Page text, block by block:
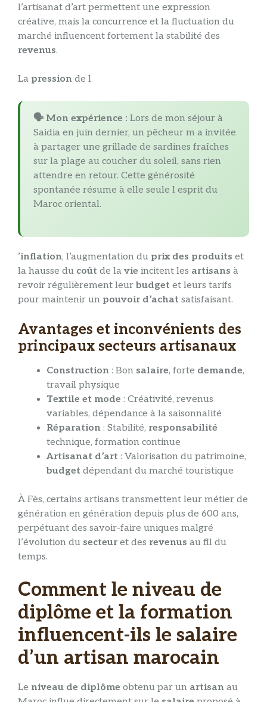
l’artisanat d’art permettent une expression
créative, mais la concurrence et la fluctuation du
marché influencent fortement la stabilité des
revenus.
La pression de l
🗣️ Mon expérience : Lors de mon séjour à
Saidia en juin dernier, un pêcheur m a invitée
à partager une grillade de sardines fraîches
sur la plage au coucher du soleil, sans rien
attendre en retour. Cette générosité
spontanée résume à elle seule l esprit du
Maroc oriental.
’inflation, l’augmentation du prix des produits et
la hausse du coût de la vie incitent les artisans à
revoir régulièrement leurbudget et leurs tarifs
pour maintenir un pouvoir d’achat satisfaisant.
Avantages et inconvénients des
principaux secteurs artisanaux
Construction : Bon salaire, forte demande,
travail physique
Textile et mode : Créativité, revenus
variables, dépendance à la saisonnalité
Réparation : Stabilité, responsabilité
technique, formation continue
Artisanat d’art : Valorisation du patrimoine,
budget dépendant du marché touristique
À Fès, certains artisans transmettent leur métier de
génération en génération depuis plus de 600 ans,
perpétuant des savoir-faire uniques malgré
l’évolution du secteuret des revenus au fil du
temps.
Comment le niveau de
diplôme et la formation
influencent-ils le salaire
d’un artisan marocain
Le niveau de diplôme obtenu par un artisan au